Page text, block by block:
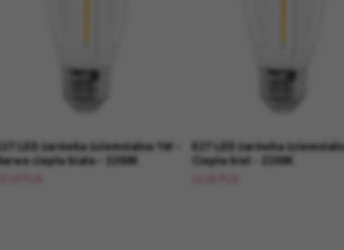
E27 LED żarówka ściemnialna 1W -
ciepła biała - 2200K
E27 LED żarówka
Ciepła biel - 2200K